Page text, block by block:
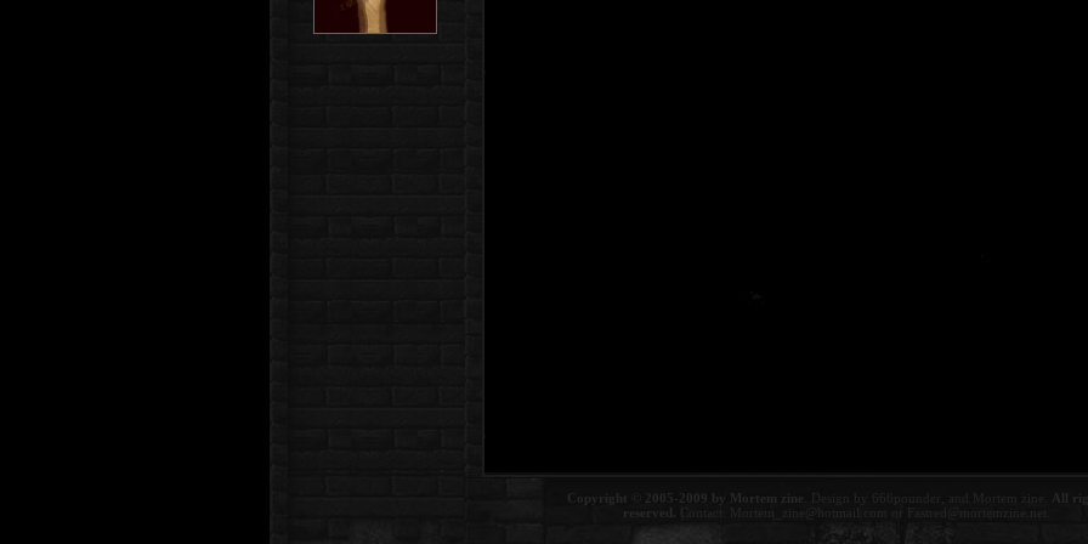
Copyright © 2005-2009 by Mortem zine . Design by 666pounder, and Mortem zine.
All
reserved. Contact: Mortem_zine@hotmail.com Fastred@mortemzine.net